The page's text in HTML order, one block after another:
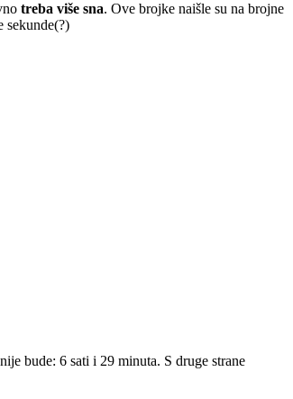
treba više sna. Ove brojke naišle su na brojne
sekunde(?)
bude: 6 sati i 29 minuta. S druge strane